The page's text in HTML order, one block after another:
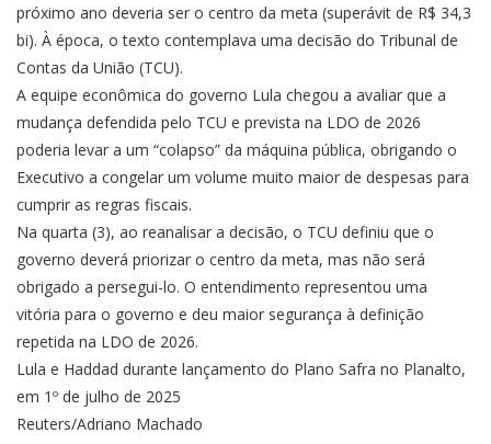
próximo ano deveria ser o centro da meta (superávit de R$ 34,3
bi). À época, o texto contemplava uma decisão do Tribunal de
Contas da União (TCU).
A equipe econômica do governo Lula chegou a avaliar que a
mudança defendida pelo TCU e prevista na LDO de 2026
poderia levar a um “colapso” da máquina pública, obrigando o
Executivo a congelar um volume muito maior de despesas para
cumprir as regras fiscais.
Na quarta (3), ao reanalisar a decisão, o TCU definiu que o
governo deverá priorizar o centro da meta, mas não será
obrigado a persegui-lo. O entendimento representou uma
vitória para o governo e deu maior segurança à definição
repetida na LDO de 2026.
Lula e Haddad durante lançamento do Plano Safra no Planalto,
em 1º de julho de 2025
Reuters/Adriano Machado